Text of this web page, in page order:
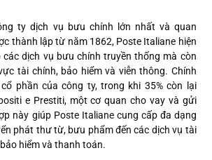
ty dịch vụ bưu chính lớn nhất và quan
thành lập từ năm 1862, Poste Italiane hiện
các dịch vụ bưu chính truyền thống mà còn
tài chính, bảo hiểm và viễn thông. Chính
phần của công ty, trong khi 35% còn lại
e Prestiti, một cơ quan cho vay và gửi
này giúp Poste Italiane cung cấp đa dạng
phát thư từ, bưu phẩm đến các dịch vụ tài
hiểm và thanh toán.